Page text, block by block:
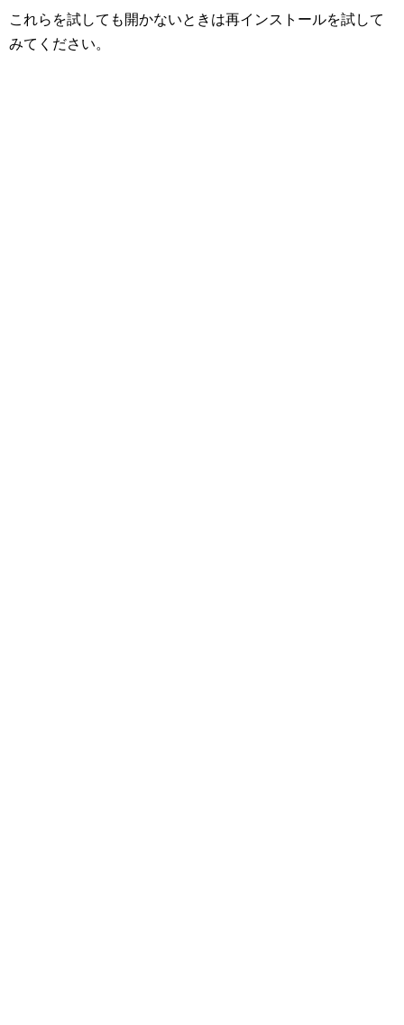
これらを試しても開かないときは再インストールを試して
みてください。